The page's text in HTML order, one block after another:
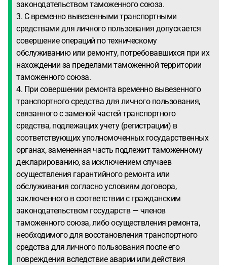
законодательством таможенного союза.
3. С временно вывезенными транспортными
средствами для личного пользования допускается
совершение операций по техническому
обслуживанию или ремонту, потребовавшихся при их
нахождении за пределами таможенной территории
таможенного союза.
4. При совершении ремонта временно вывезенного
транспортного средства для личного пользования,
связанного с заменой частей транспортного
средства, подлежащих учету (регистрации) в
соответствующих уполномоченных государственных
органах, замененная часть подлежит таможенному
декларированию, за исключением случаев
осуществления гарантийного ремонта или
обслуживания согласно условиям договора,
заключенного в соответствии с гражданским
законодательством государств — членов
таможенного союза, либо осуществления ремонта,
необходимого для восстановления транспортного
средства для личного пользования после его
повреждения вследствие аварии или действия